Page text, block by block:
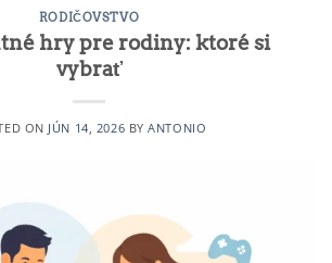
RODIČOVSTVO
hry pre rodiny: ktoré si
vybrať
ON JÚN 14, 2026 BYANTONIO